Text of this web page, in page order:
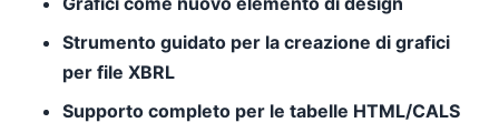
Strumento guidato per la creazione di grafici
per file XBRL
Supporto completo per le tabelle HTML/CALS